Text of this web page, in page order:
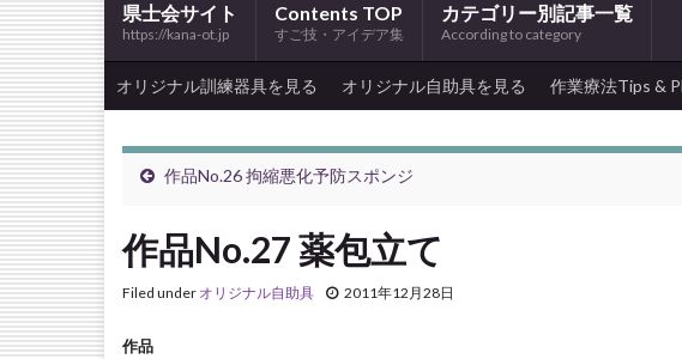
県士会サイト
https://kana-ot.jp
Contents TOP
すご技・アイデア集
カテゴリー別記事一覧
According to category
オリジナル訓練器具を見る オリジナル自助具を見る 作業療法Tips &
作品No.26 拘縮悪化予防スポンジ
作品No.27 薬包立て
Filed under オリジナル自助具 2011年12月28日
作品